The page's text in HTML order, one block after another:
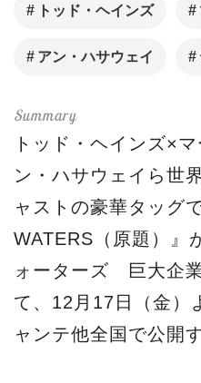
トッド・ヘインズ
アン・ハサウェイ
トッド・ヘインズ×
ン・ハサウェイら世
ャストの豪華タッグ
WATERS（原題）』
ォーターズ 巨大企
て、12月17日（金）
ャンテ他全国で公開